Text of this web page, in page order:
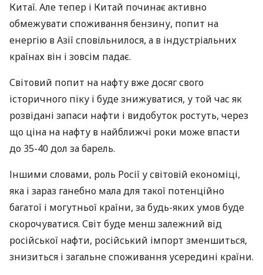
Китаї. Але тепер і Китай починає активно
обмежувати споживання бензину, попит на
енергію в Азії сповільнилося, а в індустріальних
країнах він і зовсім падає.
Світовий попит на нафту вже досяг свого
історичного піку і буде знижуватися, у той час як
розвідані запаси нафти і видобуток ростуть, через
що ціна на нафту в найближчі роки може впасти
до 35-40 дол за барель.
Іншими словами, роль Росії у світовій економіці,
яка і зараз ганебно мала для такої потенційно
багатої і могутньої країни, за будь-яких умов буде
скорочуватися. Світ буде менш залежний від
російської нафти, російський імпорт зменшиться,
знизиться і загальне споживання усередині країни.